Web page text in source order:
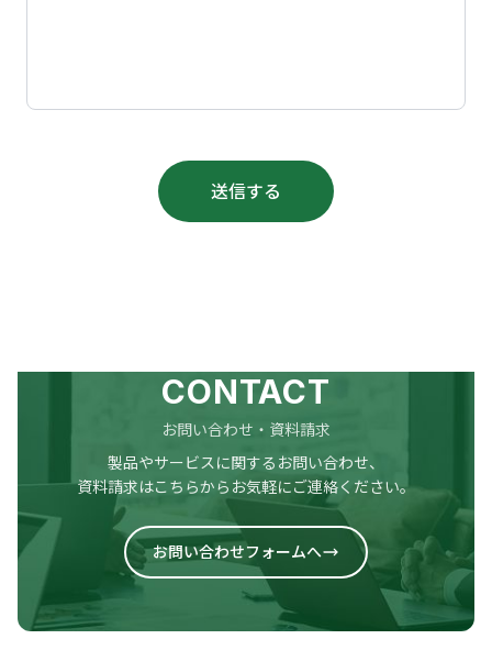
CONTACT
お問い合わせ・資料請求
製品やサービスに関するお問い合わせ、
資料請求はこちらからお気軽にご連絡ください。
お問い合わせフォームへ